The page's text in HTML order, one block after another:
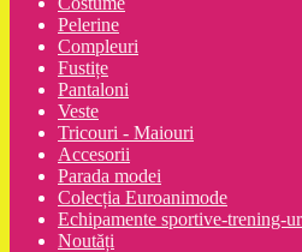
Pelerine
Compleuri
Fustițe
Pantaloni
Veste
Tricouri - Maiouri
Accesorii
Parada modei
Colecția Euroanimode
Echipamente sportive-trening-
Noutăți